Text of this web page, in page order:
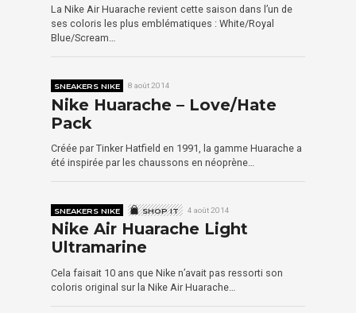
La Nike Air Huarache revient cette saison dans l’un de
ses coloris les plus emblématiques : White/Royal
Blue/Scream…
SNEAKERS NIKE 8 août 2014
Nike Huarache – Love/Hate
Pack
Créée par Tinker Hatfield en 1991, la gamme Huarache a
été inspirée par les chaussons en néoprène…
SNEAKERS NIKE SHOP IT 4 août 2014
Nike Air Huarache Light
Ultramarine
Cela faisait 10 ans que Nike n’avait pas ressorti son
coloris original sur la Nike Air Huarache…